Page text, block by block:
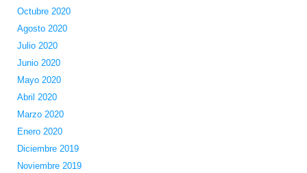
Octubre 2020
Agosto 2020
Julio 2020
Junio 2020
Mayo 2020
Abril 2020
Marzo 2020
Enero 2020
Diciembre 2019
Noviembre 2019